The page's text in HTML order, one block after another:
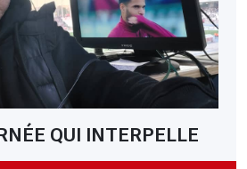
QUI INTERPELLE